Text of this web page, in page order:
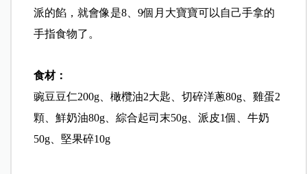
派的餡，就會像是8、9個月大寶寶可以自己手拿的
手指食物了。
食材：
豌豆豆仁200g、橄欖油2大匙、切碎洋蔥80g、雞蛋2
顆、鮮奶油80g、綜合起司末50g、派皮1個、牛奶
50g、堅果碎10g